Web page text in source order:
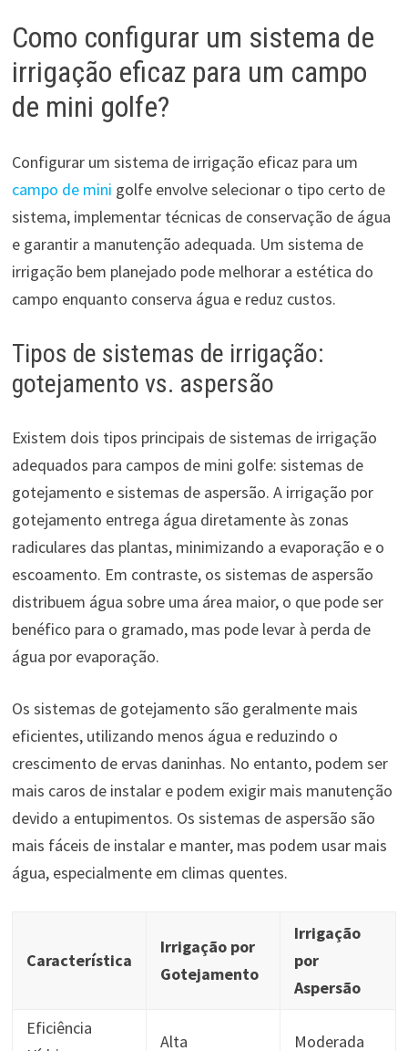
Como configurar um sistema de
irrigação eficaz para um campo
de mini golfe?
Configurar um sistema de irrigação eficaz para um
campo de mini golfe envolve selecionar o tipo certo de
sistema, implementar técnicas de conservação de água
e garantir a manutenção adequada. Um sistema de
irrigação bem planejado pode melhorar a estética do
campo enquanto conserva água e reduz custos.
Tipos de sistemas de irrigação:
gotejamento vs. aspersão
Existem dois tipos principais de sistemas de irrigação
adequados para campos de mini golfe: sistemas de
gotejamento e sistemas de aspersão. A irrigação por
gotejamento entrega água diretamente às zonas
radiculares das plantas, minimizando a evaporação e o
escoamento. Em contraste, os sistemas de aspersão
distribuem água sobre uma área maior, o que pode ser
benéfico para o gramado, mas pode levar à perda de
água por evaporação.
Os sistemas de gotejamento são geralmente mais
eficientes, utilizando menos água e reduzindo o
crescimento de ervas daninhas. No entanto, podem ser
mais caros de instalar e podem exigir mais manutenção
devido a entupimentos. Os sistemas de aspersão são
mais fáceis de instalar e manter, mas podem usar mais
água, especialmente em climas quentes.
Característica
Irrigação por
Gotejamento
Irrigação
por
Aspersão
Eficiência
Alta Moderada